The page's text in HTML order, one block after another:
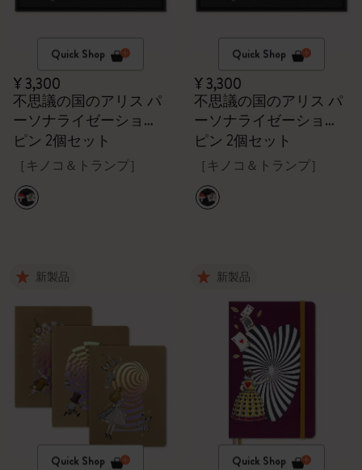
Quick Shop
¥ 3,300
不思議の国のアリス パ
ーソナライゼーショ
ン・ピン
ピン 2個セット
［キノコ＆トランプ］
Quick Shop
¥ 3,300
不思議の国のアリス パ
ーソナライゼーショ
ン・ピン
ピン 2個セット
［キノコ＆トランプ］
新製品
Quick Shop
新製品
Quick Shop